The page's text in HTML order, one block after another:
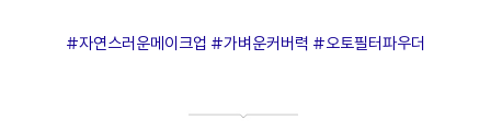
#자연스러운메이크업 #가벼운커버력 #오토필터파우더